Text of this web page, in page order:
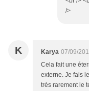
/>
K Karya 07/09/
Cela fait une
externe. Je fais
très rarement le